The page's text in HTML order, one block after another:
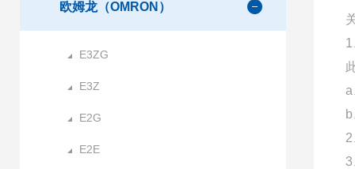
欧姆龙（OMRON）
E3ZG
E3Z
E2G
E2E
a
3